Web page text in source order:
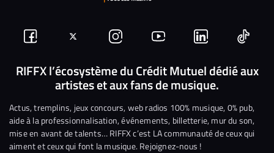
Suivez-
nous
Facebook
Suivez-
nous
sur
Twitter
Nous
rejoindre
sur
Instagram
Nous
rejoindre
sur
YouTube
Nous
rejoindre
sur
Linkedin
Nous
RIFFX l’écosystème du Crédit Mutuel dédié aux
artistes et aux fans de musique.
Actus, tremplins, jeux concours, web radios 100% musique, 0% pub,
aide à la professionnalisation, événements, billetterie, mur du son,
mise en avant de talents… RIFFX c’est LA communauté de ceux qui
aiment et ceux qui font la musique. Rejoignez-nous !